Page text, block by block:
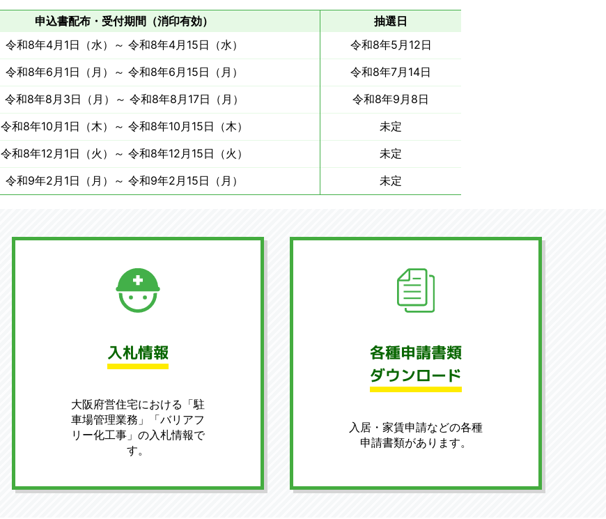
申込書配布・受付期間（消印有効）
抽選日
令和8年4月1日（水）～ 令和8年4月15日（水）
令和8年5月12日
令和8年6月1日（月）～ 令和8年6月15日（月）
令和8年7月14日
令和8年8月3日（月）～ 令和8年8月17日（月）
令和8年9月8日
令和8年10月1日（木）～ 令和8年10月15日（木）
未定
令和8年12月1日（火）～ 令和8年12月15日（火）
未定
令和9年2月1日（月）～ 令和9年2月15日（月） 未定
入札情報
大阪府営住宅における「駐
車場管理業務」「バリアフ
リー化工事」の入札情報で
す。
各種申請書類
ダウンロード
入居・家賃申請などの各種
申請書類があります。